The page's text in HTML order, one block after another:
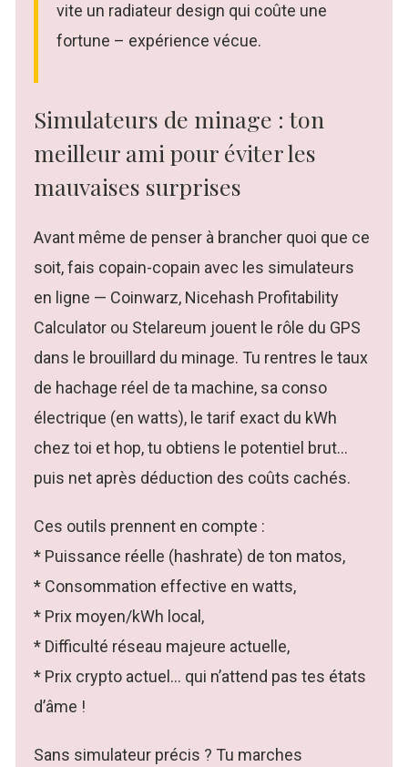
vite un radiateur design qui coûte une
fortune – expérience vécue.
Simulateurs de minage : ton
meilleur ami pour éviter les
mauvaises surprises
Avant même de penser à brancher quoi que ce
soit, fais copain-copain avec les simulateurs
en ligne — Coinwarz, Nicehash Profitability
Calculator ou Stelareum jouent le rôle du GPS
dans le brouillard du minage. Tu rentres le taux
de hachage réel de ta machine, sa conso
électrique (en watts), le tarif exact du kWh
chez toi et hop, tu obtiens le potentiel brut…
puis net après déduction des coûts cachés.
Ces outils prennent en compte :
* Puissance réelle (hashrate) de ton matos,
* Consommation effective en watts,
* Prix moyen/kWh local,
* Difficulté réseau majeure actuelle,
* Prix crypto actuel… qui n’attend pas tes états
d’âme !
Sans simulateur précis ? Tu marches